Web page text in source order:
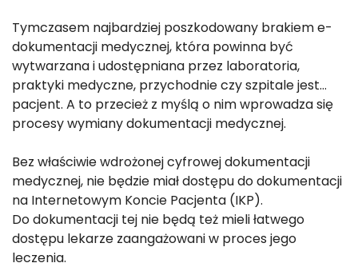
Tymczasem najbardziej poszkodowany brakiem e-
dokumentacji medycznej, która powinna być
wytwarzana i udostępniana przez laboratoria,
praktyki medyczne, przychodnie czy szpitale jest…
pacjent. A to przecież z myślą o nim wprowadza się
procesy wymiany dokumentacji medycznej.
Bez właściwie wdrożonej cyfrowej dokumentacji
medycznej, nie będzie miał dostępu do dokumentacji
na Internetowym Koncie Pacjenta (IKP).
Do dokumentacji tej nie będą też mieli łatwego
dostępu lekarze zaangażowani w proces jego
leczenia.